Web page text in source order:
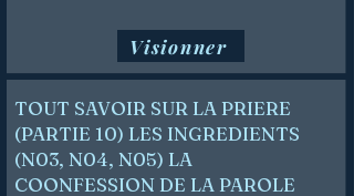
Visionner
TOUT SAVOIR SUR LA PRIERE
(PARTIE 10) LES INGREDIENTS
(N03, N04, N05) LA
COONFESSION DE LA PAROLE